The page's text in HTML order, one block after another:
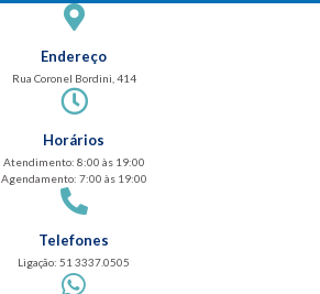
Endereço
Rua Coronel Bordini, 414
Horários
Atendimento: 8:00 às 19:00
Agendamento: 7:00 às 19:00
Telefones
Ligação: 51 3337.0505